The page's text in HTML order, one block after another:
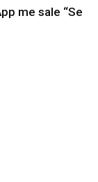
me sale “Se